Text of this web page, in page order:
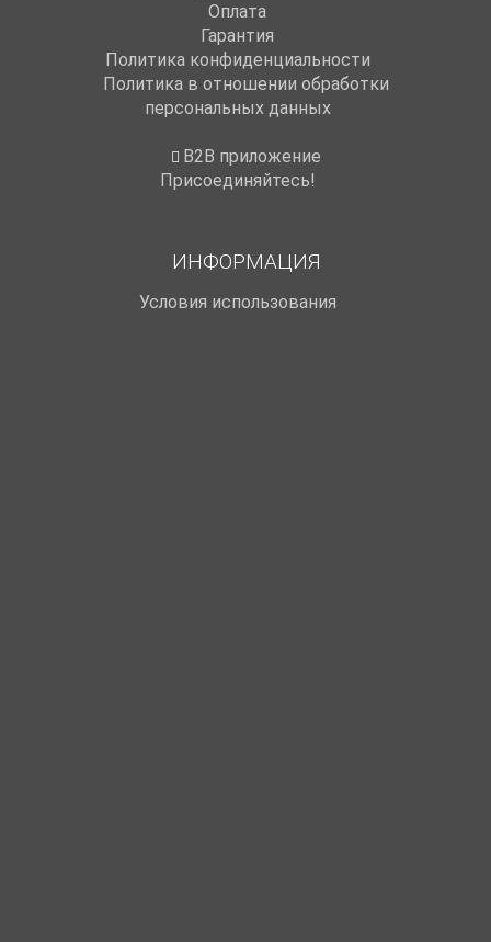
Оплата
Гарантия
Политика конфиденциальности
Политика в отношении обработки
персональных данных
B2B приложение
Присоединяйтесь!
ИНФОРМАЦИЯ
Условия использования